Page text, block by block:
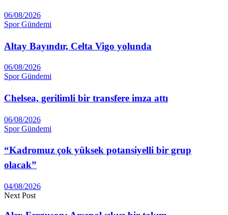
06/08/2026
Spor Gündemi
Altay Ba­yındır, Celta Vigo yolunda
06/08/2026
Spor Gündemi
Chelsea, gerilimli bir transfere imza attı
06/08/2026
Spor Gündemi
“Kadromuz çok yüksek potansiyelli bir grup
olacak”
04/08/2026
Next Post